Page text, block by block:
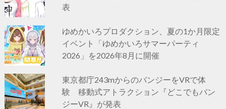
表
ゆめかいろプロダクション、夏の1か月限定
イベント「ゆめかいろサマーパーティ
2026」を2026年8月に開催
東京都庁243mからのバンジーをVRで体
験 移動式アトラクション『どこでもバン
ジーVR』が発表